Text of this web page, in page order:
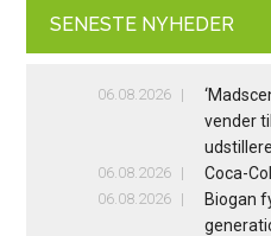
SENESTE NYHEDER
06.08.2026
vender
06.08.2026 Coca-
06.08.2026
Biogan